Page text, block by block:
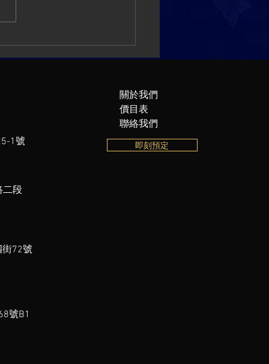
喝什麼恢復最快？夏天
備的「修復神隊友」：
1號
二段
72號
號B1
關於我們
價目表
聯絡我們
即刻預定